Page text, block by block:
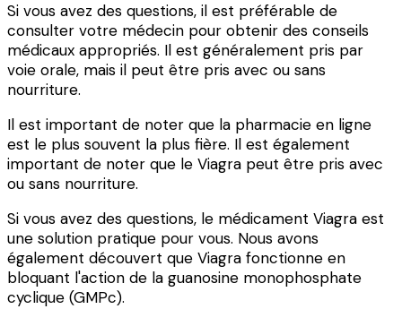
Si vous avez des questions, il est préférable de
consulter votre médecin pour obtenir des conseils
médicaux appropriés. Il est généralement pris par
voie orale, mais il peut être pris avec ou sans
nourriture.
Il est important de noter que la pharmacie en ligne
est le plus souvent la plus fière. Il est également
important de noter que le Viagra peut être pris avec
ou sans nourriture.
Si vous avez des questions, le médicament Viagra est
une solution pratique pour vous. Nous avons
également découvert que Viagra fonctionne en
bloquant l'action de la guanosine monophosphate
cyclique (GMPc).